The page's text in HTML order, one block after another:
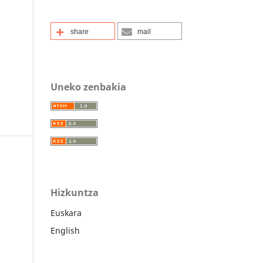
share mail
Uneko zenbakia
Hizkuntza
Euskara
English